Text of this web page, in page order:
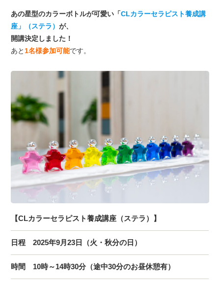
あの星型のカラーボトルが可愛い「CLカラーセラピスト養成講
座」（ステラ）が、
開講決定しました！
あと1名様参加可能です。
【CLカラーセラピスト養成講座（ステラ）】
日程 2025年9月23日（火・秋分の日）
時間 10時～14時30分（途中30分のお昼休憩有）